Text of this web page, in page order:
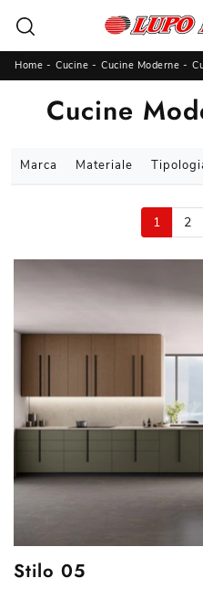
Home - Cucine - Cucine Moderne -
Cucine
Marca Materiale
1 2
Stilo 05